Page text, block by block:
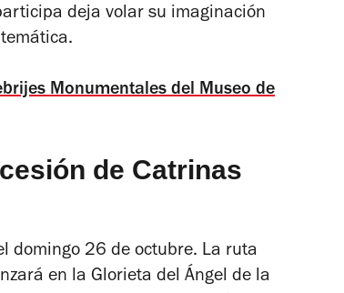
deja volar su imaginación
Monumentales del Museo de
de Catrinas
domingo 26 de octubre. La ruta
en la Glorieta del Ángel de la